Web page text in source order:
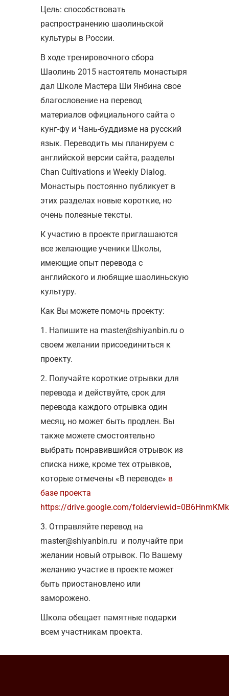
Цель: способствовать
распространению шаолиньской
культуры в России.
В ходе тренировочного сбора
Шаолинь 2015 настоятель монастыря
дал Школе Мастера Ши Янбина свое
благословение на перевод
материалов официального сайта о
кунг-фу и Чань-буддизме на русский
язык. Переводить мы планируем с
английской версии сайта, разделы
Chan Cultivations и Weekly Dialog.
Монастырь постоянно публикует в
этих разделах новые короткие, но
очень полезные тексты.
К участию в проекте приглашаются
все желающие ученики Школы,
имеющие опыт перевода с
английского и любящие шаолиньскую
культуру.
Как Вы можете помочь проекту:
1. Напишите на master@shiyanbin.ru о
своем желании присоединиться к
проекту.
2. Получайте короткие отрывки для
перевода и действуйте, срок для
перевода каждого отрывка один
месяц, но может быть продлен. Вы
также можете смостоятельно
выбрать понравившийся отрывок из
списка ниже, кроме тех отрывков,
которые отмечены «В переводе» в
базе проекта
https://drive.google.com/
3. Отправляйте перевод на
master@shiyanbin.ru и получайте при
желании новый отрывок. По Вашему
желанию участие в проекте может
быть приостановлено или
заморожено.
Школа обещает памятные подарки
всем участникам проекта.